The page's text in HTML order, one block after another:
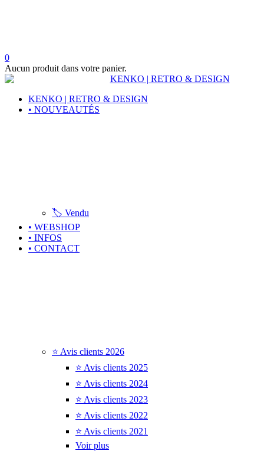
0
Aucun produit dans votre panier.
KENKO | RETRO & DESIGN
• NOUVEAUTÉS
🏷️ Vendu
• WEBSHOP
• INFOS
• CONTACT
⭐ Avis clients 2026
⭐ Avis clients 2025
⭐ Avis clients 2024
⭐ Avis clients 2023
⭐ Avis clients 2022
⭐ Avis clients 2021
Voir plus